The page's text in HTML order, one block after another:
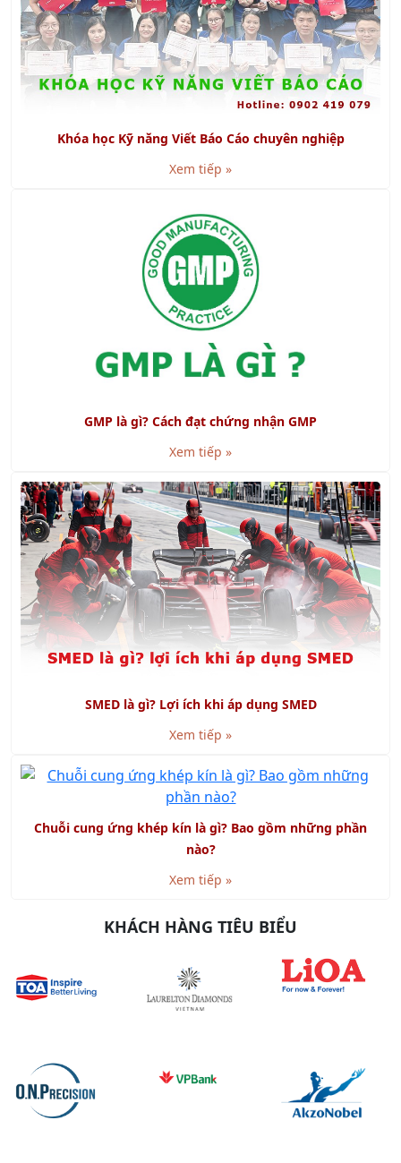
Khóa học Kỹ năng Viết Báo Cáo chuyên nghiệp
Xem tiếp »
GMP là gì? Cách đạt chứng nhận GMP
Xem tiếp »
SMED là gì? Lợi ích khi áp dụng SMED
Xem tiếp »
Chuỗi cung ứng khép kín là gì? Bao gồm những phần
nào?
Xem tiếp »
KHÁCH HÀNG TIÊU BIỂU